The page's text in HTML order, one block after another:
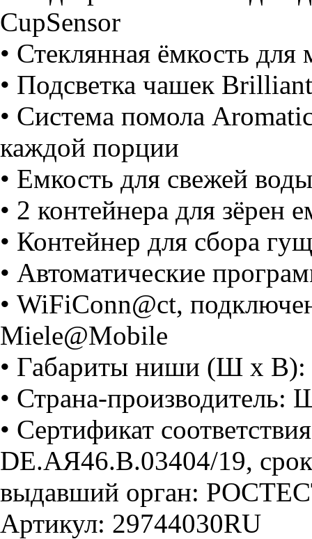
CupSensor
• Стеклянная ёмкость
• Подсветка чашек
• Система помола
каждой порции
• Емкость для свежей
• 2 контейнера для зёрен
• Контейнер для cбора
• Автоматические
• WiFiConn@ct,
Miele@Mobile
• Габариты ниши (Ш х В):
• Страна-производитель:
• Сертификат
DE.АЯ46.В.03404/19,
выдавший орган:
Артикул: 29744030RU